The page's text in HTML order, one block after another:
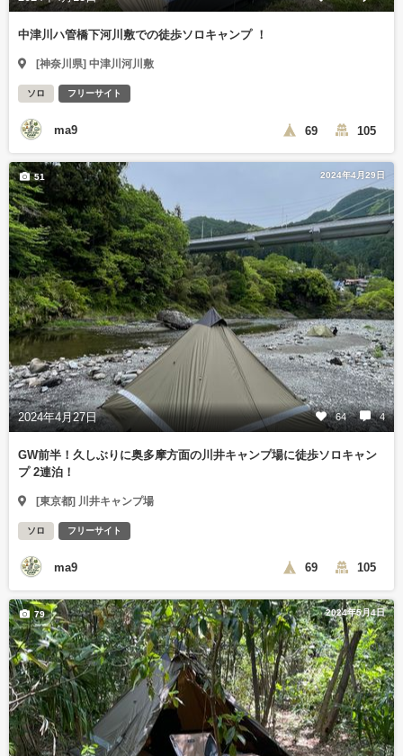
中津川ハ管橋下河川敷での徒歩ソロキャンプ ！
[神奈川県] 中津川河川敷
ソロ フリーサイト
ma9 69 105
2024年4月29日
2024年4月27日 64 4
51
GW前半！久しぶりに奥多摩方面の川井キャンプ場に徒歩ソロキャン
プ 2連泊！
[東京都] 川井キャンプ場
ソロ フリーサイト
ma9 69 105
2024年5月4日
79